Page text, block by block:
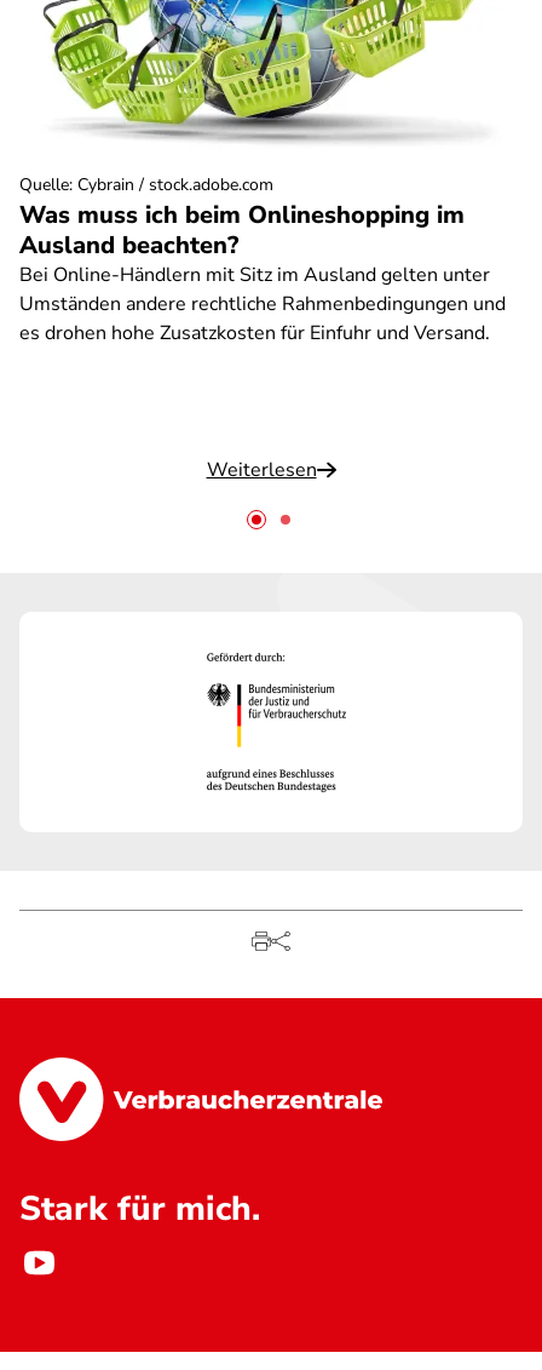
Was muss ich beim Onlineshopping im
Ausland beachten?
Bei Online-Händlern mit Sitz im Ausland gelten unter
Umständen andere rechtliche Rahmenbedingungen und
es drohen hohe Zusatzkosten für Einfuhr und Versand.
Weiterlesen
Quelle: Cybrain / stock.adobe.com
Stark für mich.